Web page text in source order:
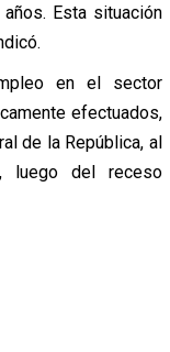
Esta situación
en el sector
efectuados,
de la República, al
luego del receso